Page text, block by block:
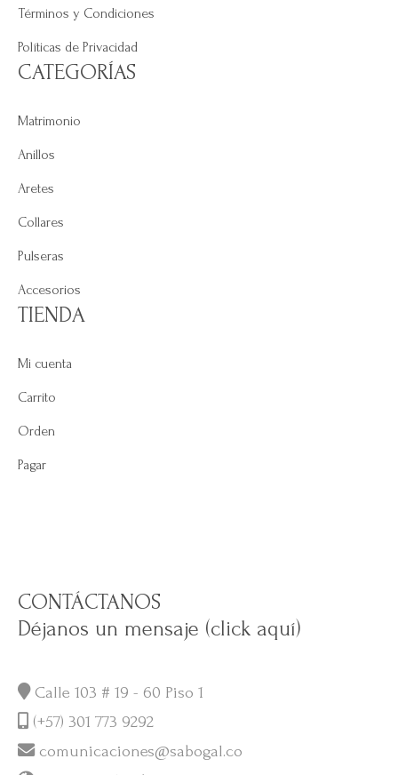
Términos y Condiciones
Políticas de Privacidad
CATEGORÍAS
Matrimonio
Anillos
Aretes
Collares
Pulseras
Accesorios
TIENDA
Mi cuenta
Carrito
Orden
Pagar
CONTÁCTANOS
Déjanos un mensaje (click aquí)
Calle 103 # 19 - 60 Piso 1
(+57) 301 773 9292
comunicaciones@sabogal.co